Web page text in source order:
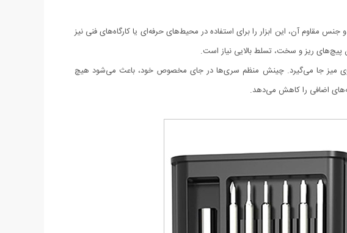
آن، این ابزار را برای استفاده در محیط‌های حرفه‌ای یا کارگاه‌های فنی نیز
پیچ‌های ریز و سخت، تسلط بالایی نیاز است.
میز جا می‌گیرد. چینش منظم سری‌ها در جای مخصوص خود، باعث می‌شود هیچ
اضافی را کاهش می‌دهد.